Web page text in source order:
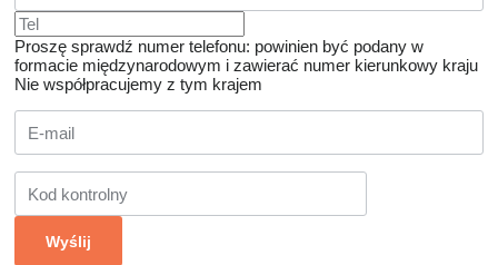
Proszę sprawdź numer telefonu: powinien być podany w
formacie międzynarodowym i zawierać numer kierunkowy kraju
Nie współpracujemy z tym krajem